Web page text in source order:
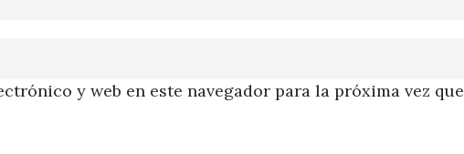
y web en este navegador para la próxima vez que